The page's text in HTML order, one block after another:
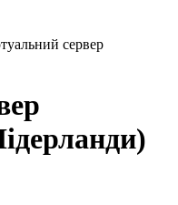
сервер